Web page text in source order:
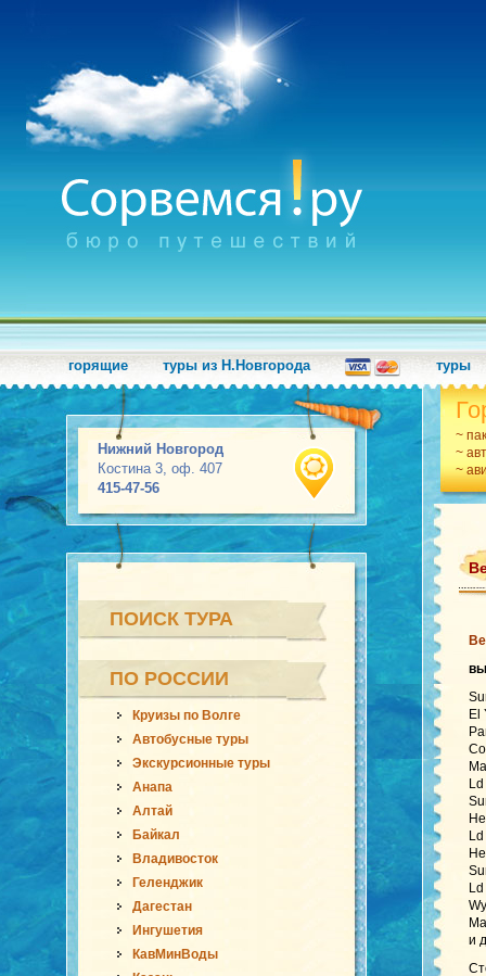
горящие туры из Н.Новгорода туры
Нижний Новгород
Костина 3, оф. 407
415-47-56
~
~
~
ПОИСК ТУРА
ПО РОССИИ
Круизы по Волге
Автобусные туры
Экскурсионные туры
Анапа
Алтай
Байкал
Владивосток
Геленджик
Дагестан
Ингушетия
КавМинВоды
El
и